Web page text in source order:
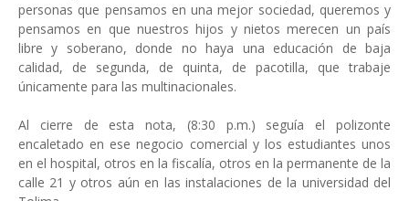
personas que pensamos en una mejor sociedad, queremos y
pensamos en que nuestros hijos y nietos merecen un país
libre y soberano, donde no haya una educación de baja
calidad, de segunda, de quinta, de pacotilla, que trabaje
únicamente para las multinacionales.
Al cierre de esta nota, (8:30 p.m.) seguía el polizonte
encaletado en ese negocio comercial y los estudiantes unos
en el hospital, otros en la fiscalía, otros en la permanente de la
calle 21 y otros aún en las instalaciones de la universidad del